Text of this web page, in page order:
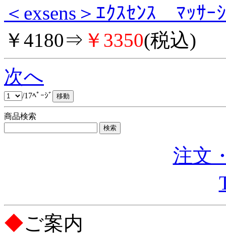
＜exsens＞ｴｸｽｾﾝｽ ﾏｯ
￥4180⇒ ￥3350(税込)
次へ
/17ﾍﾟｰｼﾞ
商品検索
注文
◆ご案内